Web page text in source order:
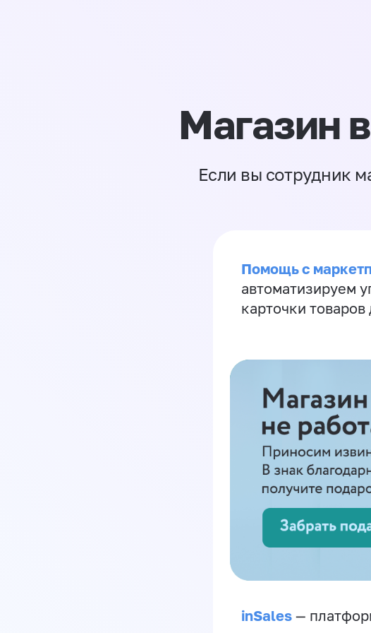
Магазин
Если вы сотрудник
Помощь с
автоматизируем
карточки
inSales —